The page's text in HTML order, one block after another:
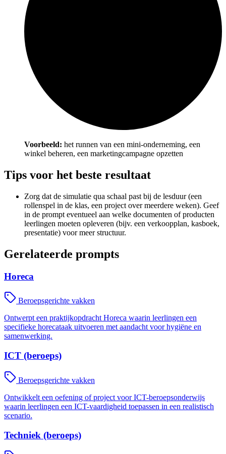
Voorbeeld: het runnen van een mini-onderneming, een
winkel beheren, een marketingcampagne opzetten
Tips voor het beste resultaat
Zorg dat de simulatie qua schaal past bij de lesduur (een
rollenspel in de klas, een project over meerdere weken). Geef
in de prompt eventueel aan welke documenten of producten
leerlingen moeten opleveren (bijv. een verkoopplan, kasboek,
presentatie) voor meer structuur.
Gerelateerde prompts
Horeca
Beroepsgerichte vakken
Ontwerpt een praktijkopdracht Horeca waarin leerlingen een
specifieke horecataak uitvoeren met aandacht voor hygiëne en
samenwerking.
ICT (beroeps)
Beroepsgerichte vakken
Ontwikkelt een oefening of project voor ICT-beroepsonderwijs
waarin leerlingen een ICT-vaardigheid toepassen in een realistisch
scenario.
Techniek (beroeps)